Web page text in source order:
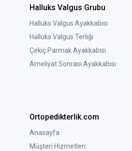
Halluks Valgus Grubu
Halluks Valgus Ayakkabısı
Halluks Valgus Terliği
Çekiç Parmak Ayakkabısı
Ameliyat Sonrası Ayakkabısı
Ortopedikterlik.com
Anasayfa
Müşteri Hizmetleri